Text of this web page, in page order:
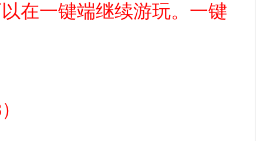
在一键端继续游玩。一键